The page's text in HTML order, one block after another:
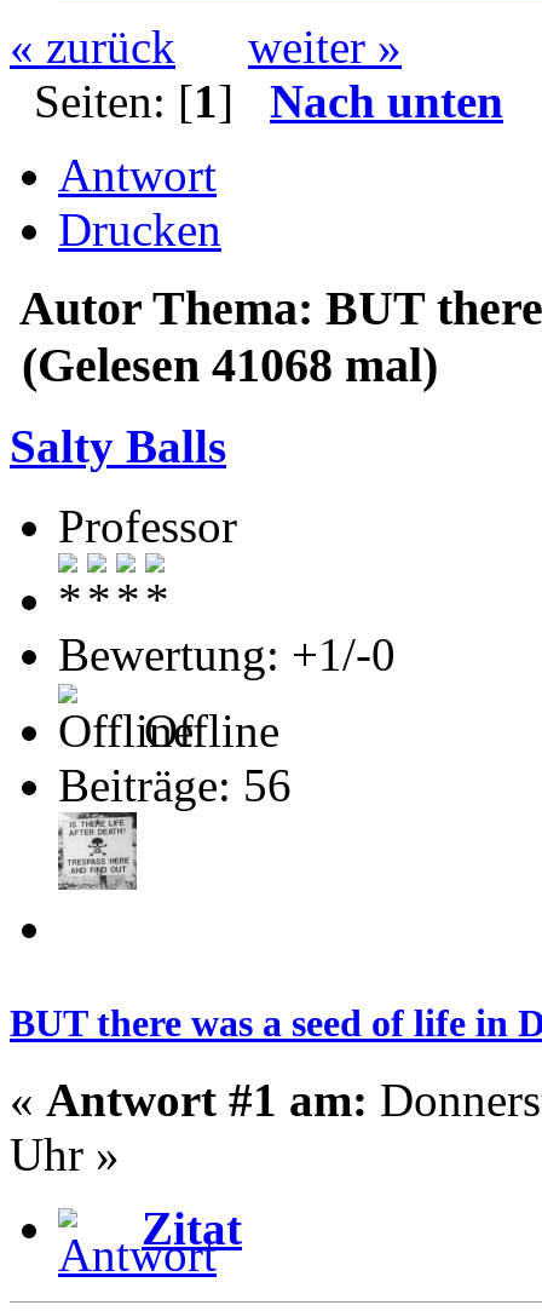
« zurück
weiter »
Seiten: [1] Nach unten
Antwort
Drucken
Autor Thema: BUT
(Gelesen 41068 mal)
Salty Balls
Professor
Bewertung: +1/-0
Offline
Beiträge: 56
BUT there was a seed of life in
« Antwort #1 am:
Uhr »
Zitat